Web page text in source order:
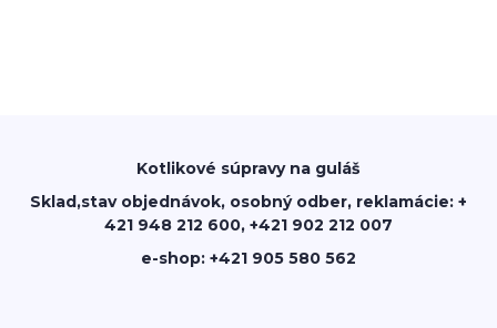
Kotlikové súpravy na guláš
Sklad,stav objednávok, osobný odber, reklamácie: +
421 948 212 600, +421 902 212 007
e-shop: +421 905 580 562